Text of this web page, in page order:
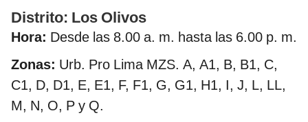
Distrito: Los Olivos
Hora: Desde las 8.00 a. m. hasta las 6.00 p. m.
Zonas: Urb. Pro Lima MZS. A, A1, B, B1, C,
C1, D, D1, E, E1, F, F1, G, G1, H1, I, J, L, LL,
M, N, O, P y Q.